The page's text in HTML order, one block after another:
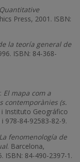
Press, 2001. ISBN:
la teoría general de
ISBN: 84-368-
El mapa com a
contemporànies (s.
i Instituto Geográfico
978-84-92583-82-9.
fenomenología de
. Barcelona,
ISBN: 84-490-2397-1.